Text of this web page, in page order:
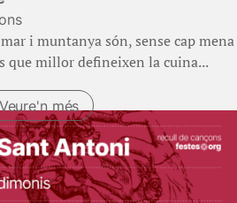
i muntanya són, sense cap mena
que millor defineixen la cuina...
Veure'n més